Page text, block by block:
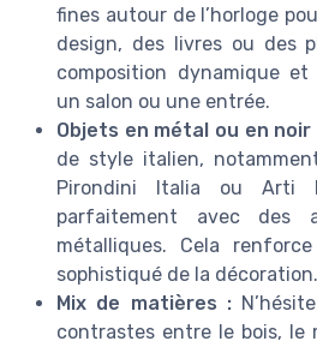
fines autour de l’horloge
design, des livres ou des
composition dynamique
un salon ou une entrée.
Objets en métal ou en noir
de style italien,
Pirondini Italia ou Arti
parfaitement avec des
métalliques. Cela
sophistiqué de la décoration.
Mix de matières :
contrastes entre le bois, le